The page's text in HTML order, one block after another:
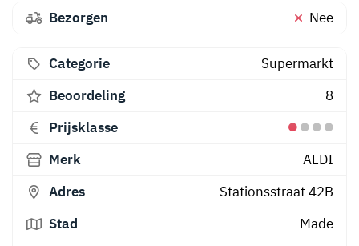
Bezorgen Nee
Categorie
Supermarkt
Beoordeling
8
Prijsklasse
Merk
ALDI
Adres
Stationsstraat 42B
Stad
Made